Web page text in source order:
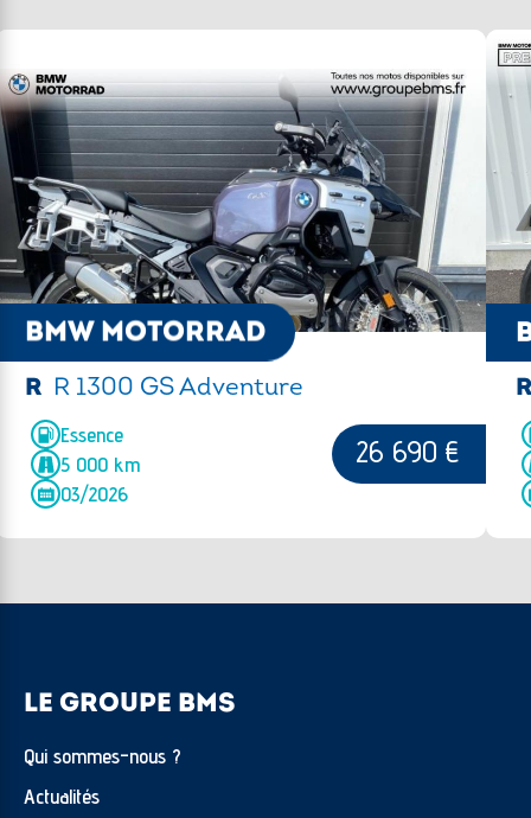
vous pour finaliser votre commande.
BMW MOTORRAD
R
R 1300 GS Adventure
Essence
5 000 km
03/2026
26 690 €
LE GROUPE BMS
Qui sommes-nous ?
Actualités